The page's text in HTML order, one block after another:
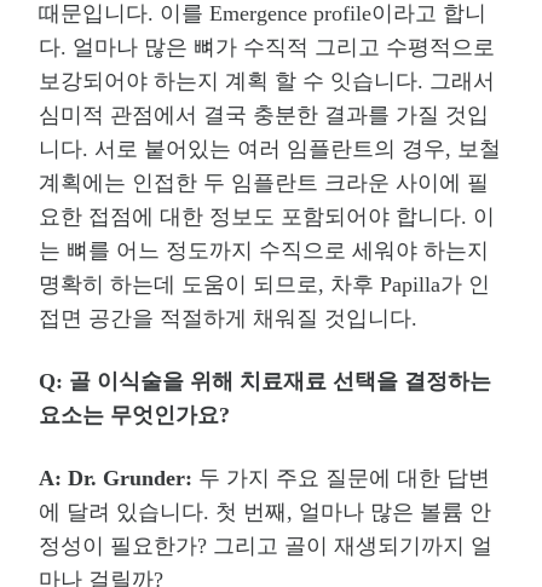
때문입니다. 이를 Emergence profile이라고 합니
다. 얼마나 많은 뼈가 수직적 그리고 수평적으로
보강되어야 하는지 계획 할 수 잇습니다. 그래서
심미적 관점에서 결국 충분한 결과를 가질 것입
니다. 서로 붙어있는 여러 임플란트의 경우, 보철
계획에는 인접한 두 임플란트 크라운 사이에 필
요한 접점에 대한 정보도 포함되어야 합니다. 이
는 뼈를 어느 정도까지 수직으로 세워야 하는지
명확히 하는데 도움이 되므로, 차후 Papilla가 인
접면 공간을 적절하게 채워질 것입니다.
Q: 골 이식술을 위해 치료재료 선택을 결정하는
요소는 무엇인가요?
A: Dr. Grunder: 두 가지 주요 질문에 대한 답변
에 달려 있습니다. 첫 번째 , 얼마나 많은 볼륨 안
정성이 필요한가? 그리고 골이 재생되기까지 얼
마나 걸릴까?